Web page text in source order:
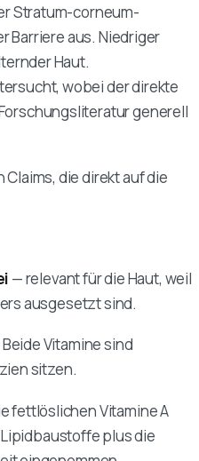
Stratum-corneum-
Barriere aus. Niedriger
Haut.
wobei der direkte
generell
die direkt auf die
— relevant für die Haut, weil
ausgesetzt sind.
Vitamine sind
sitzen.
fettlöslichen Vitamine A
plus die